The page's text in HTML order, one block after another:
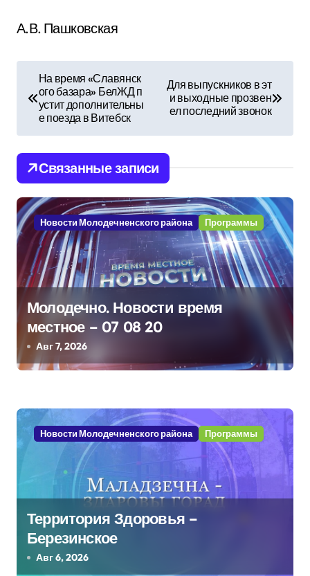
А.В. Пашковская
в
и
г
а
ц
и
я
п
о
а
п
с
я
м
На время «Славянск
ого базара» БелЖД п
устит дополнительны
е поезда в Витебск
Для выпускников в эт
и выходные прозвен
ел последний звонок
Связанные записи
Новости Молодечненского района Программы
Молодечно. Новости время
местное – 07 08 20
Авг 7, 2026
Новости Молодечненского района Программы
Территория Здоровья –
Березинское
Авг 6, 2026